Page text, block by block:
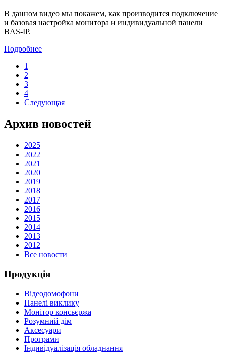
В данном видео мы покажем, как производится подключение
и базовая настройка монитора и индивидуальной панели
BAS-IP.
Подробнее
1
2
3
4
Следующая
Архив новостей
2025
2022
2021
2020
2019
2018
2017
2016
2015
2014
2013
2012
Все новости
Продукція
Відеодомофони
Панелі виклику
Монітор консьєржа
Розумний дім
Аксесуари
Програми
Індивідуалізація обладнання